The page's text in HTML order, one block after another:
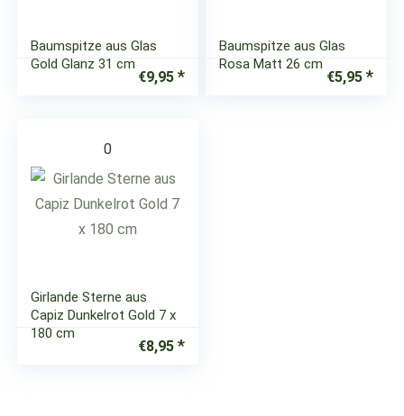
Baumspitze aus Glas
Gold Glanz 31 cm
€9,95
Baumspitze aus Glas
Rosa Matt 26 cm
€5,95
0
Girlande Sterne aus
Capiz Dunkelrot Gold 7 x
180 cm
€8,95